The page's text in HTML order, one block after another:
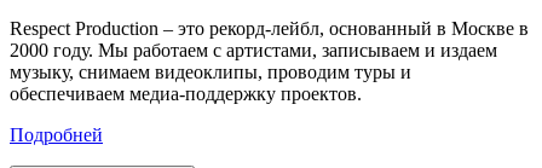
Respect Production – это рекорд-лейбл, основанный в Москве в
2000 году. Мы работаем с артистами, записываем и издаем
музыку, снимаем видеоклипы, проводим туры и
обеспечиваем медиа-поддержку проектов.
Подробней